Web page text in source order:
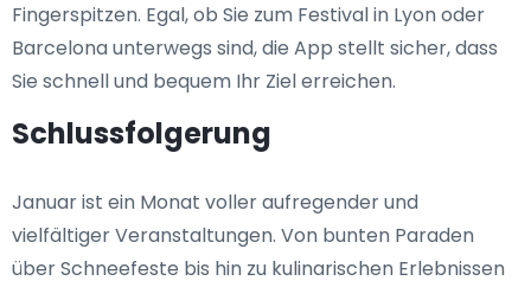
Fingerspitzen. Egal, ob Sie zum Festival in Lyon oder
Barcelona unterwegs sind, die App stellt sicher, dass
Sie schnell und bequem Ihr Ziel erreichen.
Schlussfolgerung
Januar ist ein Monat voller aufregender und
vielfältiger Veranstaltungen. Von bunten Paraden
über Schneefeste bis hin zu kulinarischen Erlebnissen